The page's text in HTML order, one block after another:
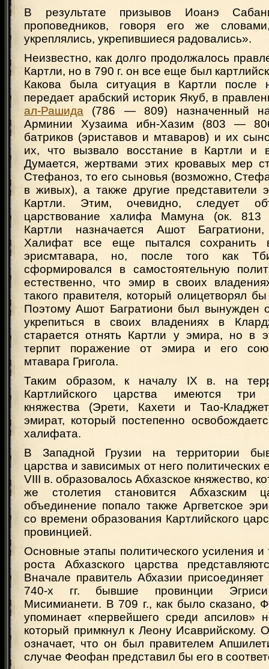
В результате призывов Иоанэ
проповедников, говоря его же
укреплялись, укрепившиеся радовались».
Неизвестно, как долго продолжалось
Картли, но в 790 г. он все еще был
Какова была ситуация в Картли после
передает арабский историк Якуб, в
ал-Рашида (786 — 809) назначенный на
Арминии Хузаима ибн-Хазим (803 —
батриков (эриставов и мтаваров) и их
их, что вызвало восстание в Картли и
Думается, жертвами этих кровавых мер
Стефаноз, то его сыновья (возможно,
в живых), а также другие представители
Картли. Этим, очевидно, следует
царствование халифа Мамуна (ок. 813
Картли назначается Ашот
Халифат все еще пытался сохранить
эрисмтавара, но, после того как
сформировался в самостоятельную
естественно, что эмир в своих
такого правителя, который олицетворял
Поэтому Ашот Багратиони был вынужден
укрепиться в своих владениях в
старается отнять Картли у эмира, но в
терпит поражение от эмира и его
мтавара Григола.
Таким образом, к началу IX в. на
Картлийского царства имеются три
княжества (Эрети, Кахети и Тао-
эмират, который постепенно
халифата.
В Западной Грузии на территории
царства и зависимых от него политических
VIII в. образовалось Абхазское княжество,
же столетия становится Абхазским
объединение попало также Аргветское
со времени образования Картлийского
провинцией.
Основные этапы политического усиления и
роста Абхазского царства
Вначале правитель Абхазии присоединяет
740-х гг. бывшие провинции
Мисимианети. В 709 г., как было сказано,
упоминает «первейшего среди апсилов»
который примкнул к Леону Исаврийскому.
означает, что он был правителем
случае Феофан представил бы его в